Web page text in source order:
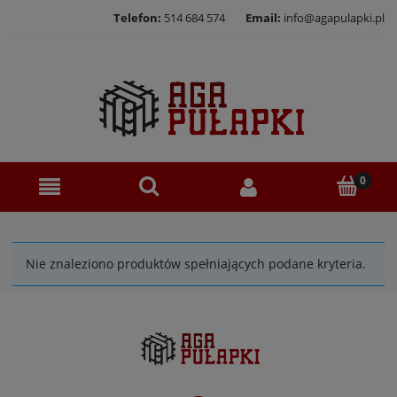
Telefon: 514 684 574 Email: info@agapulapki.pl
Nie znaleziono produktów spełniających podane kryteria.